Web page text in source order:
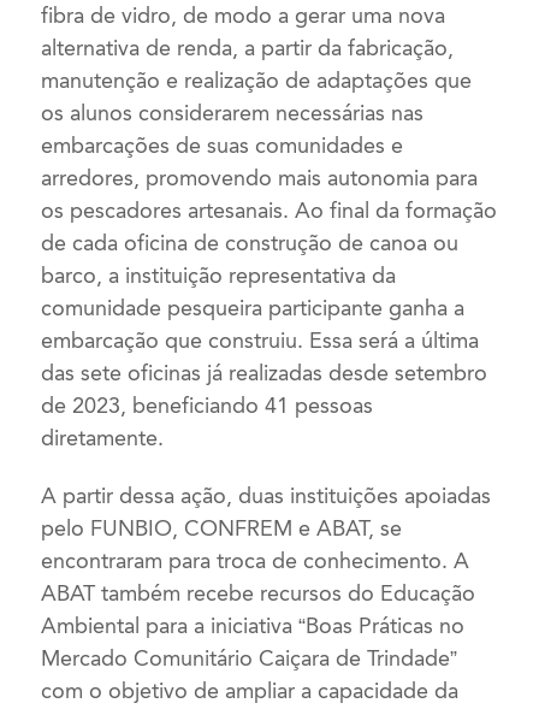
fibra de vidro, de modo a gerar uma nova
alternativa de renda, a partir da fabricação,
manutenção e realização de adaptações que
os alunos considerarem necessárias nas
embarcações de suas comunidades e
arredores, promovendo mais autonomia para
os pescadores artesanais. Ao final da formação
de cada oficina de construção de canoa ou
barco, a instituição representativa da
comunidade pesqueira participante ganha a
embarcação que construiu. Essa será a última
das sete oficinas já realizadas desde setembro
de 2023, beneficiando 41 pessoas
diretamente.
A partir dessa ação, duas instituições apoiadas
pelo FUNBIO, CONFREM e ABAT, se
encontraram para troca de conhecimento. A
ABAT também recebe recursos do Educação
Ambiental para a iniciativa “Boas Práticas no
Mercado Comunitário Caiçara de Trindade”
com o objetivo de ampliar a capacidade da